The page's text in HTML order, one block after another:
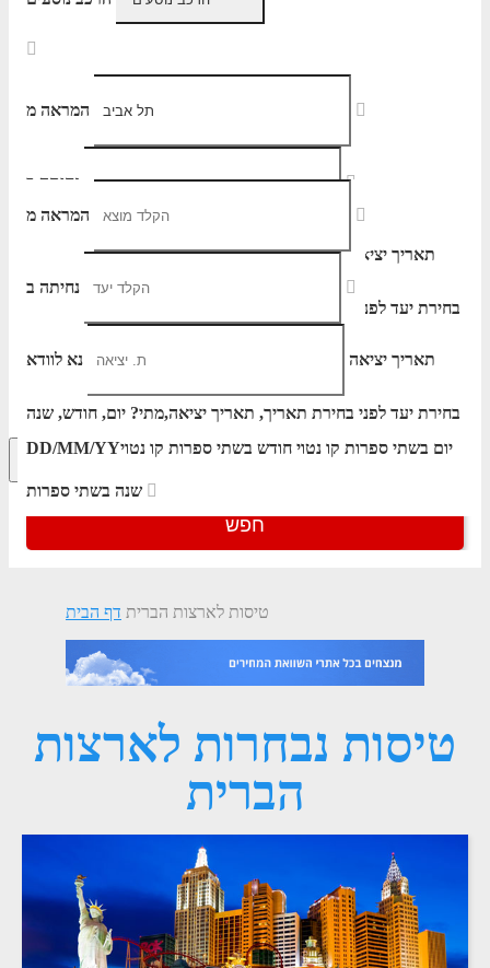
המראה מ
נחיתה ב
תאריך יציאה
בחירת יעד לפני בחירת תאריך,
המראה מ
נחיתה ב
תאריך יציאה נא לוודא
בחירת יעד לפני בחירת תאריך, תאריך יציאה,מתי? יום, חודש, שנה
DD/MM/YYיום בשתי ספרות קו נטוי חודש בשתי ספרות קו נטוי
הרכב נוסעים
חפש
חיפוש מתקדםאפשרויות החיפוש הנוספות מוצגות לפני
דף הבית טיסות לארצות הברית
טיסות נבחרות לארצות
הברית